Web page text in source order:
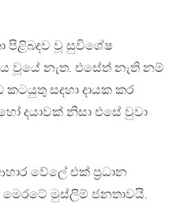
පිළිබදව වූ සුවිශේෂ
වූයේ නැත. එසේත් නැති නම්
කටයුතු සදහා දායක කර
දයාවක් නිසා එසේ වුවා
වේලේ එක් ප්‍රධාන
මුස්ලිම් ජනතාවයි.